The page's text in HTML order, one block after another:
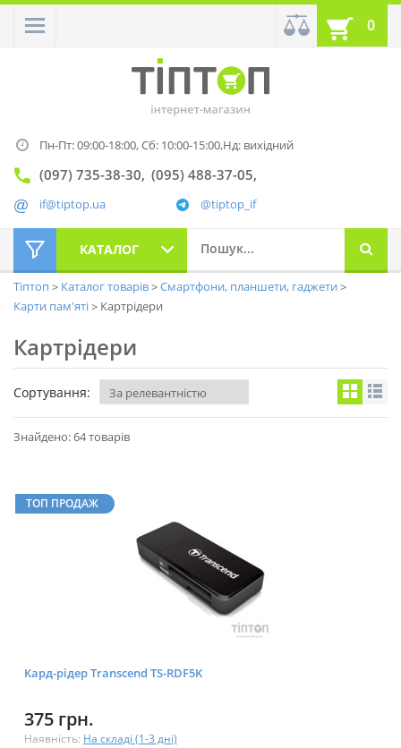
0
Пн-Пт: 09:00-18:00,Сб: 10:00-15:00,Нд: вихідний
(097) 735-38-30 (095) 488-37-05
@tiptop_if
if@tiptop.ua
КАТАЛОГ
Тіптоп Каталог товарів
Смартфони, планшети, гаджети
Карти пам'яті
Картрідери
Картрідери
Сортування:
Знайдено: 64 товарів
ТОП ПРОДАЖ
Кард-рідер Transcend TS-RDF5K
375 грн.
Наявність: На складі (1-3 дні)